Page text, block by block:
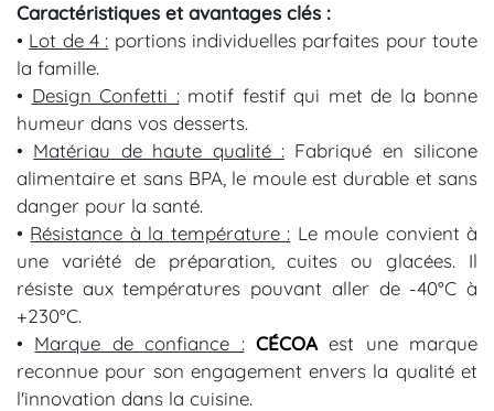
Caractéristiques et avantages clés :
• Lot de 4 : portions individuelles parfaites pour toute
la famille.
• Design Confetti :motif festif qui met de la bonne
humeur dans vos desserts.
• Matériau de haute qualité :Fabriqué en silicone
alimentaire et sans BPA, le moule est durable et sans
danger pour la santé.
• Résistance à la température : Le moule convient à
une variété de préparation, cuites ou glacées. Il
résiste aux températures pouvant aller de -40°C à
+230°C.
• Marque de confiance : CÉCOAest une marque
reconnue pour son engagement envers la qualité et
l'innovation dans la cuisine.